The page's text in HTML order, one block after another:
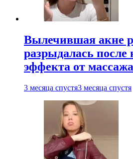
Вылечившая акне
разрыдалась после
эффекта от массажа
3 месяца спустя3 месяца спустя